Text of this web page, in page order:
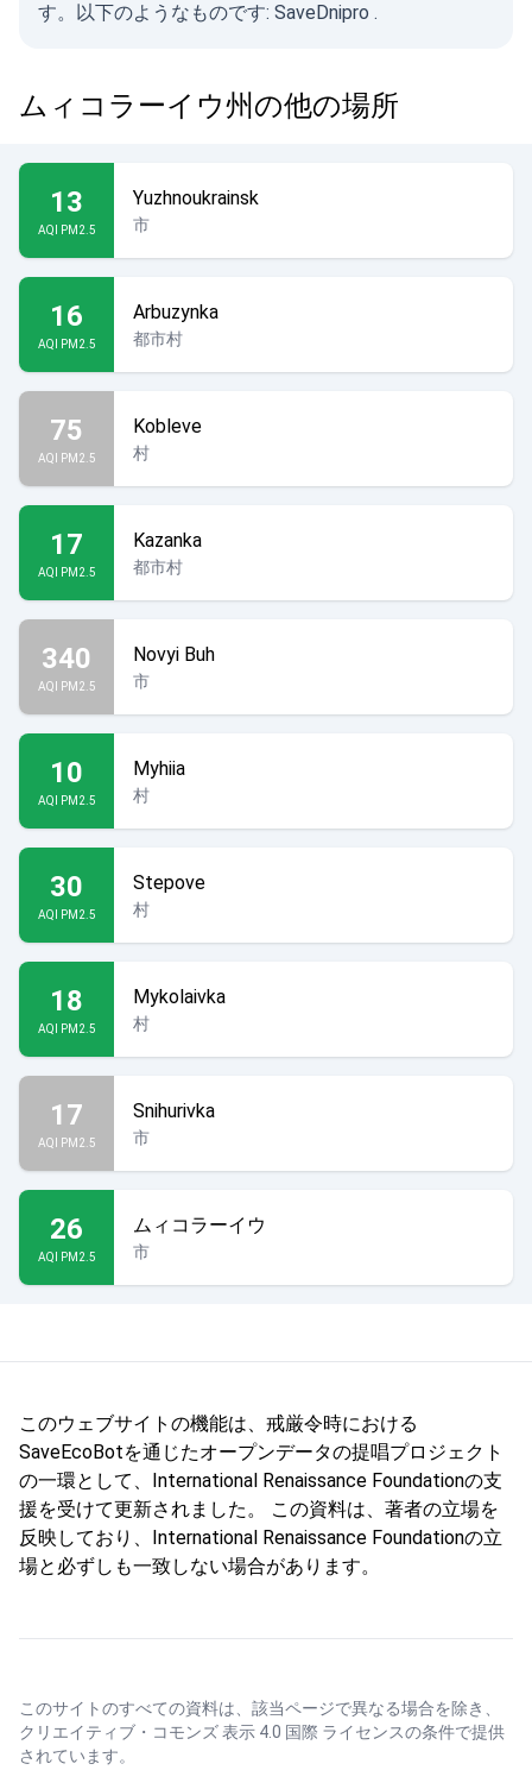
す。以下のようなものです: SaveDnipro .
ムィコラーイウ州の他の場所
13
AQI PM2.5
Yuzhnoukrainsk
市
16
AQI PM2.5
Arbuzynka
都市村
75
AQI PM2.5
Kobleve
村
17
AQI PM2.5
Kazanka
都市村
340
AQI PM2.5
Novyi Buh
市
10
AQI PM2.5
Myhiia
村
30
AQI PM2.5
Stepove
村
18
AQI PM2.5
Mykolaivka
村
17
AQI PM2.5
Snihurivka
市
26
AQI PM2.5
ムィコラーイウ
市
このウェブサイトの機能は、戒厳令時における
SaveEcoBotを通じたオープンデータの提唱プロジェクト
の一環として、International Renaissance Foundationの支
援を受けて更新されました。 この資料は、著者の立場を
反映しており、International Renaissance Foundationの立
場と必ずしも一致しない場合があります。
このサイトのすべての資料は、該当ページで異なる場合を除き、
クリエイティブ・コモンズ 表示 4.0 国際 ライセンスの条件で提供
されています。